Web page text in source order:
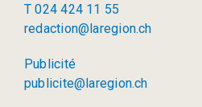
T 024 424 11 55
redaction@laregion.ch
Publicité
publicite@laregion.ch